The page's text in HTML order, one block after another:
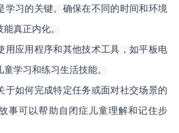
学习的关键。确保在不同的时间和环境
真正内化。
用应用程序和其他技术工具，如平板电
学习和练习生活技能。
于如何完成特定任务或面对社交场景的
事可以帮助自闭症儿童理解和记住步